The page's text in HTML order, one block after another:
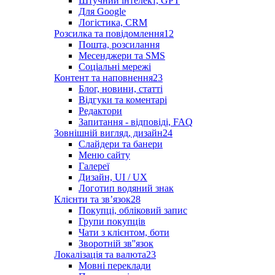
Для Google
Логістика, CRM
Розсилка та повідомлення12
Пошта, розсилання
Месенджери та SMS
Соціальні мережі
Контент та наповнення23
Блог, новини, статті
Відгуки та коментарі
Редактори
Запитання - відповіді, FAQ
Зовнішній вигляд, дизайн24
Слайдери та банери
Меню сайту
Галереї
Дизайн, UI / UX
Логотип водяний знак
Клієнти та звʼязок28
Покупці, обліковий запис
Групи покупців
Чати з клієнтом, боти
Зворотній зв''язок
Локалізація та валюта23
Мовні переклади